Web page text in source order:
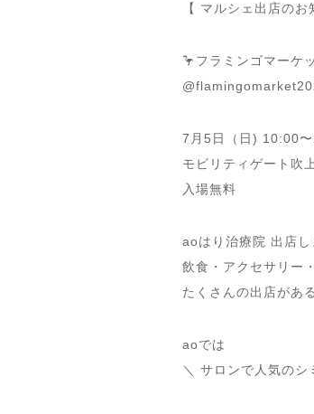
【 マルシェ出店のお
🦩フラミンゴマーケ
7月5日（日) 10:00
モビリティゲート吹上
入場無料
aoはり治療院 出店し
飲食・アクセサリー
たくさんの出店があ
aoでは
＼ サロンで人気のシ